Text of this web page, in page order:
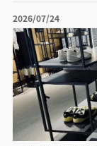
2026/07/24